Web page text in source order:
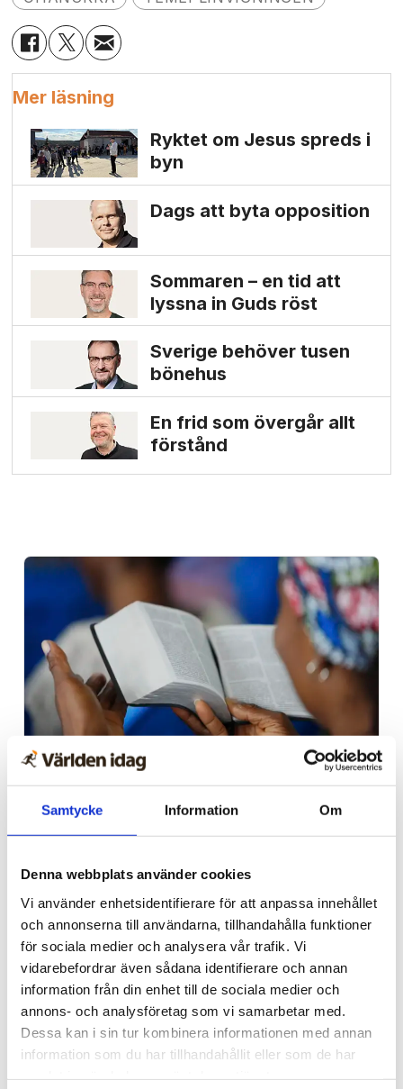
Samtycke Information Om
Denna webbplats använder cookies
Vi använder enhetsidentifierare för att anpassa innehållet
och annonserna till användarna, tillhandahålla funktioner
för sociala medier och analysera vår trafik. Vi
vidarebefordrar även sådana identifierare och annan
information från din enhet till de sociala medier och
annons- och analysföretag som vi samarbetar med.
Dessa kan i sin tur kombinera informationen med annan
information som du har tillhandahållit eller som de har
Mer läsning
Ryktet om Jesus spreds i
byn
Dags att byta opposition
Sommaren – en tid att
lyssna in Guds röst
Sverige behöver tusen
bönehus
En frid som övergår allt
förstånd
Afrika
Nigeriansk kvinna ville
slå världs­rekord – läste
Bibeln i 144 timmar